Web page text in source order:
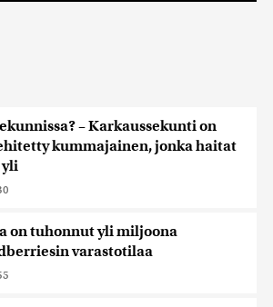
– Karkaussekunti on
kummajainen, jonka haitat
yli
on tuhonnut yli miljoona
varastotilaa